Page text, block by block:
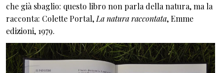
che già sbaglio: questo libro non parla della natura, ma la
racconta: Colette Portal, La natura raccontata, Emme
edizioni, 1979.